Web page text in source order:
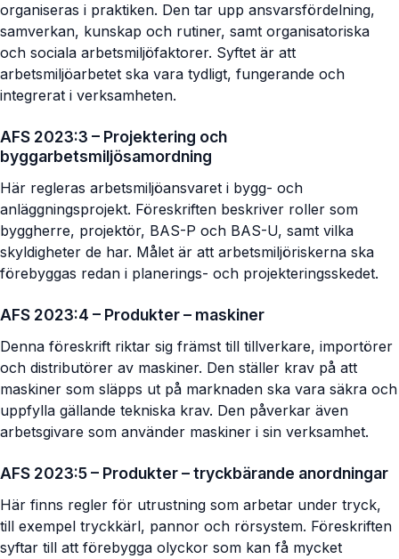
organiseras i praktiken. Den tar upp ansvarsfördelning,
samverkan, kunskap och rutiner, samt organisatoriska
och sociala arbetsmiljöfaktorer. Syftet är att
arbetsmiljöarbetet ska vara tydligt, fungerande och
integrerat i verksamheten.
AFS 2023:3 – Projektering och
byggarbetsmiljösamordning
Här regleras arbetsmiljöansvaret i bygg- och
anläggningsprojekt. Föreskriften beskriver roller som
byggherre, projektör, BAS-P och BAS-U, samt vilka
skyldigheter de har. Målet är att arbetsmiljöriskerna ska
förebyggas redan i planerings- och projekteringsskedet.
AFS 2023:4 – Produkter – maskiner
Denna föreskrift riktar sig främst till tillverkare, importörer
och distributörer av maskiner. Den ställer krav på att
maskiner som släpps ut på marknaden ska vara säkra och
uppfylla gällande tekniska krav. Den påverkar även
arbetsgivare som använder maskiner i sin verksamhet.
AFS 2023:5 – Produkter – tryckbärande anordningar
Här finns regler för utrustning som arbetar under tryck,
till exempel tryckkärl, pannor och rörsystem. Föreskriften
syftar till att förebygga olyckor som kan få mycket